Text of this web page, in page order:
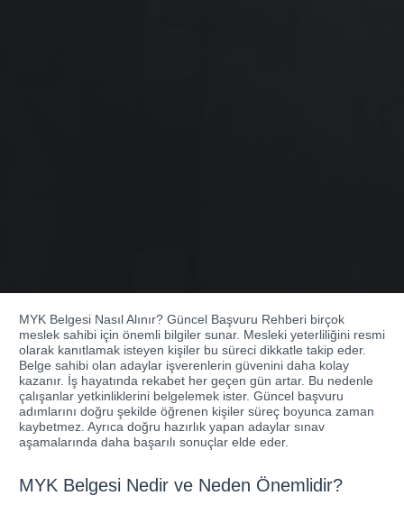
MYK Belgesi Nasıl Alınır? Güncel Başvuru Rehberi birçok
meslek sahibi için önemli bilgiler sunar. Mesleki yeterliliğini resmi
olarak kanıtlamak isteyen kişiler bu süreci dikkatle takip eder.
Belge sahibi olan adaylar işverenlerin güvenini daha kolay
kazanır. İş hayatında rekabet her geçen gün artar. Bu nedenle
çalışanlar yetkinliklerini belgelemek ister. Güncel başvuru
adımlarını doğru şekilde öğrenen kişiler süreç boyunca zaman
kaybetmez. Ayrıca doğru hazırlık yapan adaylar sınav
aşamalarında daha başarılı sonuçlar elde eder.
MYK Belgesi Nedir ve Neden Önemlidir?